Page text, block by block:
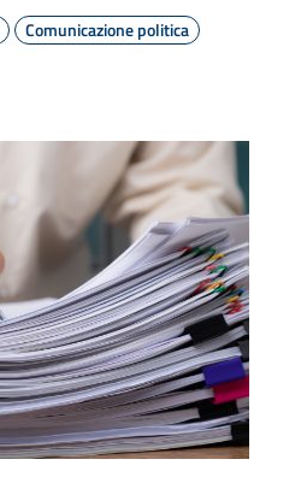
Comunicazione politica